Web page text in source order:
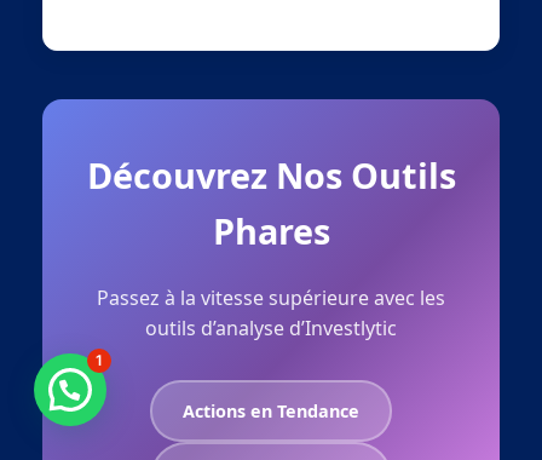
Découvrez Nos Outils
Phares
Passez à la vitesse supérieure avec les
outils d’analyse d’Investlytic
Actions en Tendance
1